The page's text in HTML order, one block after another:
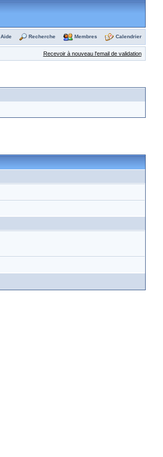
Aide Recherche Membres Calendrier
Recevoir à nouveau l'email de validation